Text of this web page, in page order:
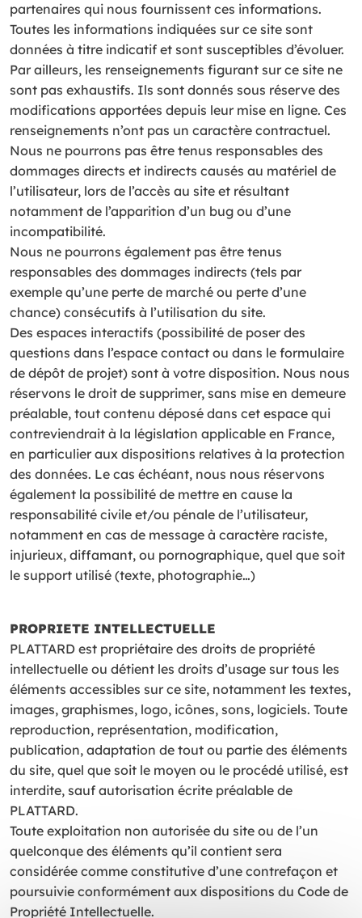
partenaires qui nous fournissent ces informations.
Toutes les informations indiquées sur ce site sont
données à titre indicatif et sont susceptibles d’évoluer.
Par ailleurs, les renseignements figurant sur ce site ne
sont pas exhaustifs. Ils sont donnés sous réserve des
modifications apportées depuis leur mise en ligne. Ces
renseignements n’ont pas un caractère contractuel.
Nous ne pourrons pas être tenus responsables des
dommages directs et indirects causés au matériel de
l’utilisateur, lors de l’accès au site et résultant
notamment de l’apparition d’un bug ou d’une
incompatibilité.
Nous ne pourrons également pas être tenus
responsables des dommages indirects (tels par
exemple qu’une perte de marché ou perte d’une
chance) consécutifs à l’utilisation du site.
Des espaces interactifs (possibilité de poser des
questions dans l’espace contact ou dans le formulaire
de dépôt de projet) sont à votre disposition. Nous nous
réservons le droit de supprimer, sans mise en demeure
préalable, tout contenu déposé dans cet espace qui
contreviendrait à la législation applicable en France,
en particulier aux dispositions relatives à la protection
des données. Le cas échéant, nous nous réservons
également la possibilité de mettre en cause la
responsabilité civile et/ou pénale de l’utilisateur,
notamment en cas de message à caractère raciste,
injurieux, diffamant, ou pornographique, quel que soit
le support utilisé (texte, photographie…)
PROPRIETE INTELLECTUELLE
PLATTARD est propriétaire des droits de propriété
intellectuelle ou détient les droits d’usage sur tous les
éléments accessibles sur ce site, notamment les textes,
images, graphismes, logo, icônes, sons, logiciels. Toute
reproduction, représentation, modification,
publication, adaptation de tout ou partie des éléments
du site, quel que soit le moyen ou le procédé utilisé, est
interdite, sauf autorisation écrite préalable de
PLATTARD.
Toute exploitation non autorisée du site ou de l’un
quelconque des éléments qu’il contient sera
considérée comme constitutive d’une contrefaçon et
poursuivie conformément aux dispositions du Code de
Propriété Intellectuelle.